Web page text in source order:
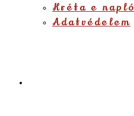
Kréta e napló
Adatvédelem